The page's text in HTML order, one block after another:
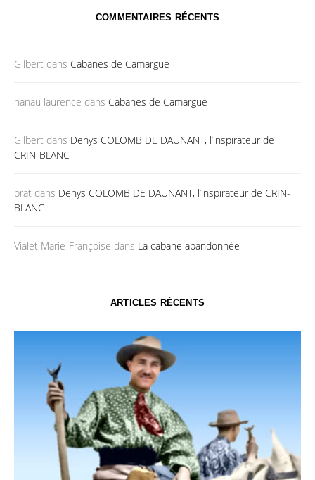
COMMENTAIRES RÉCENTS
Gilbert dans Cabanes de Camargue
hanau laurence dans Cabanes de Camargue
Gilbert dans Denys COLOMB DE DAUNANT, l’inspirateur de
CRIN-BLANC
prat dans Denys COLOMB DE DAUNANT, l’inspirateur de CRIN-
BLANC
Vialet Marie-Françoise dans La cabane abandonnée
ARTICLES RÉCENTS